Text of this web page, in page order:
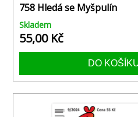
758 Hledá se Myšpulín
Skladem
55,00 Kč